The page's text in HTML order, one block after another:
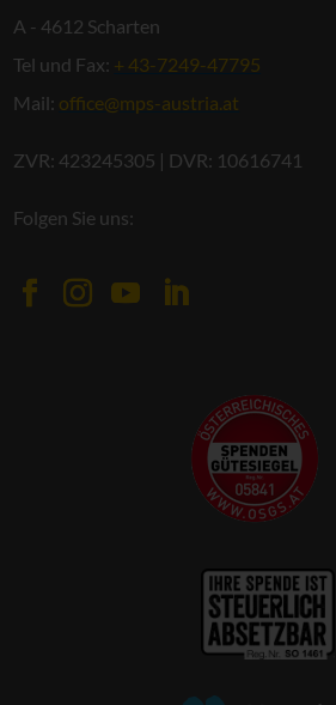
A - 4612 Scharten
Tel und Fax: + 43-7249-47795
Mail: office@mps-austria.at
ZVR: 423245305 | DVR: 10616741
Folgen Sie uns: